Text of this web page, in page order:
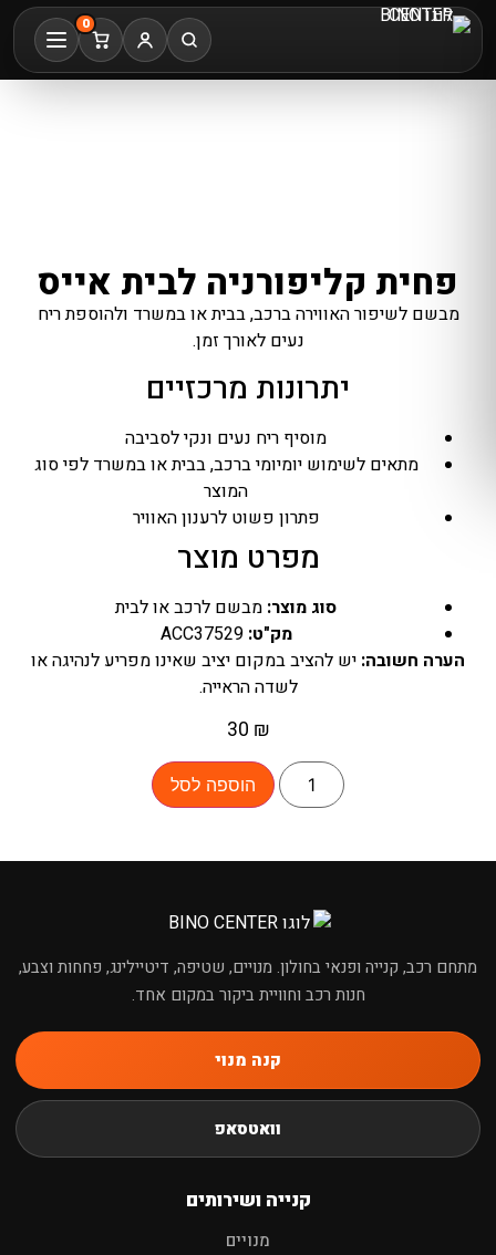
0
מחפשים מוצר לרכב?
פחית קליפורניה לבית אייס
מבשם לשיפור האווירה ברכב, בבית או במשרד ולהוספת ריח
נעים לאורך זמן.
יתרונות מרכזיים
מוסיף ריח נעים ונקי לסביבה
מתאים לשימוש יומיומי ברכב, בבית או במשרד לפי סוג
המוצר
פתרון פשוט לרענון האוויר
מפרט מוצר
סוג מוצר: מבשם לרכב או לבית
מק"ט: ACC37529
הערה חשובה: יש להציב במקום יציב שאינו מפריע לנהיגה או
לשדה הראייה.
30 ₪
הוספה לסל
מתחם רכב, קנייה ופנאי בחולון. מנויים, שטיפה, דיטיילינג, פחחות וצבע,
חנות רכב וחוויית ביקור במקום אחד.
קנה מנוי
וואטסאפ
קנייה ושירותים
מנויים